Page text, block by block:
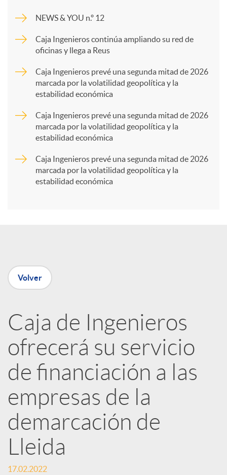
m
p
a
n
e
d
e
s
S
NEWS & YOU n.º 12
Caja Ingenieros continúa ampliando su red de
oficinas y llega a Reus
Caja Ingenieros prevé una segunda mitad de 2026
marcada por la volatilidad geopolítica y la
estabilidad económica
Caja Ingenieros prevé una segunda mitad de 2026
marcada por la volatilidad geopolítica y la
estabilidad económica
Caja Ingenieros prevé una segunda mitad de 2026
marcada por la volatilidad geopolítica y la
estabilidad económica
Volver
Caja de Ingenieros
ofrecerá su servicio
de financiación a las
empresas de la
demarcación de
Lleida
17.02.2022